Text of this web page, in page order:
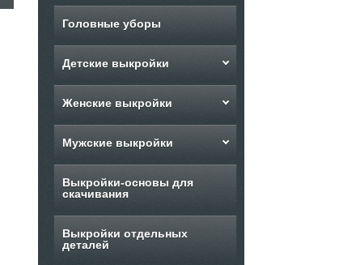
Головные уборы
Детские выкройки
Женские выкройки
Мужские выкройки
Выкройки-основы для
скачивания
Выкройки отдельных
деталей